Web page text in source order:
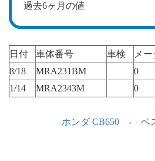
過去6ヶ月の値
日付 車体番号 車検 メ
8/18
MRA231BM 0
1/14
MRA2343M 0
ホンダ CB650 - ベ